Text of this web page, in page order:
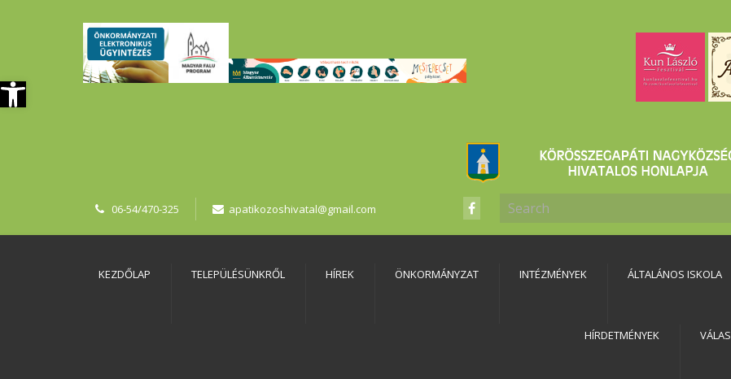
Eszköztár megnyitása
06-54/470-325 apatikozoshivatal@gmail.com
KEZDŐLAP TELEPÜLÉSÜNKRŐL HÍREK ÖNKORMÁNYZAT INTÉZMÉNYEK ÁLTALÁNOS ISKOLA
HÍRDETMÉNYEK